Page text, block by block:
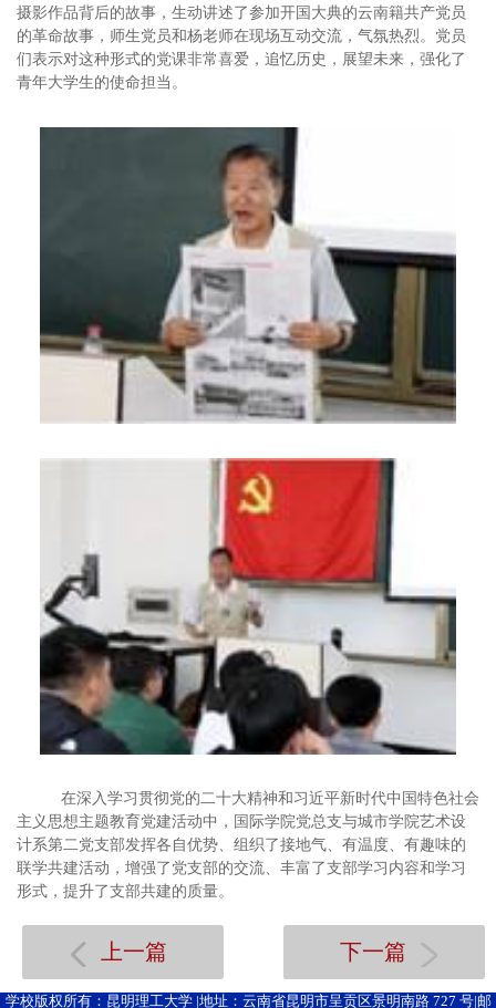
摄影作品背后的故事，生动讲述了参加开国大典的云南籍共产党员
的革命故事，师生党员和杨老师在现场互动交流，气氛热烈。党员
们表示对这种形式的党课非常喜爱，追忆历史，展望未来，强化了
青年大学生的使命担当。
在深入学习贯彻党的二十大精神和习近平新时代中国特色社会
主义思想主题教育党建活动中，国际学院党总支与城市学院艺术设
计系第二党支部发挥各自优势、组织了接地气、有温度、有趣味的
联学共建活动，增强了党支部的交流、丰富了支部学习内容和学习
形式，提升了支部共建的质量。
上一篇 下一篇
学校版权所有：昆明理工大学 |地址：云南省昆明市呈贡区景明南路 727 号|邮